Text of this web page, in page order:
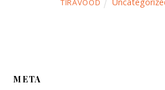
TIRAVOOD
META